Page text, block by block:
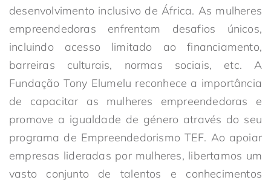
desenvolvimento inclusivo de África. As mulheres
empreendedoras enfrentam desafios únicos,
incluindo acesso limitado ao financiamento,
barreiras culturais, normas sociais, etc. A
Fundação Tony Elumelu reconhece a importância
de capacitar as mulheres empreendedoras e
promove a igualdade de género através do seu
programa de Empreendedorismo TEF. Ao apoiar
empresas lideradas por mulheres, libertamos um
vasto conjunto de talentos e conhecimentos